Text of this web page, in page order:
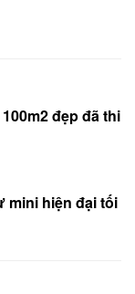
đẹp đã thi
mini hiện đại tối